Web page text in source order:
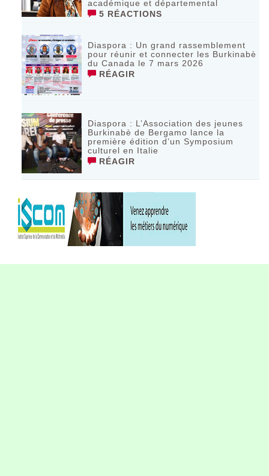
académique et départemental
5 RÉACTIONS
Diaspora : Un grand rassemblement
pour réunir et connecter les Burkinabè
du Canada le 7 mars 2026
RÉAGIR
‎Diaspora : L’Association des jeunes
Burkinabè de Bergamo lance la
première édition d’un Symposium
culturel en Italie
RÉAGIR